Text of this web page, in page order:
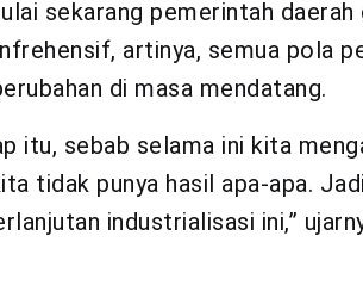
sekarang pemerintah
artinya, semua pola
di masa mendatang.
itu, sebab selama ini kita
tidak punya hasil apa-apa.
industrialisasi ini,”